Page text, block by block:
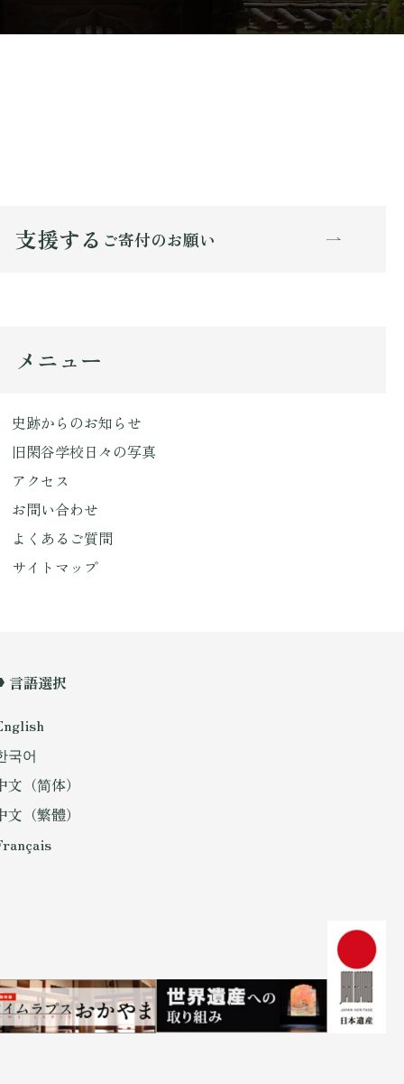
支援する ご寄付のお願い
メニュー
史跡からのお知らせ
旧閑谷学校日々の写真
アクセス
お問い合わせ
よくあるご質問
サイトマップ
言語選択
국어
文（简体）
文（繁體）